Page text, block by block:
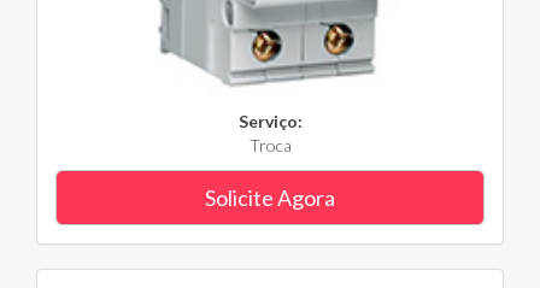
Serviço:
Troca
Solicite Agora